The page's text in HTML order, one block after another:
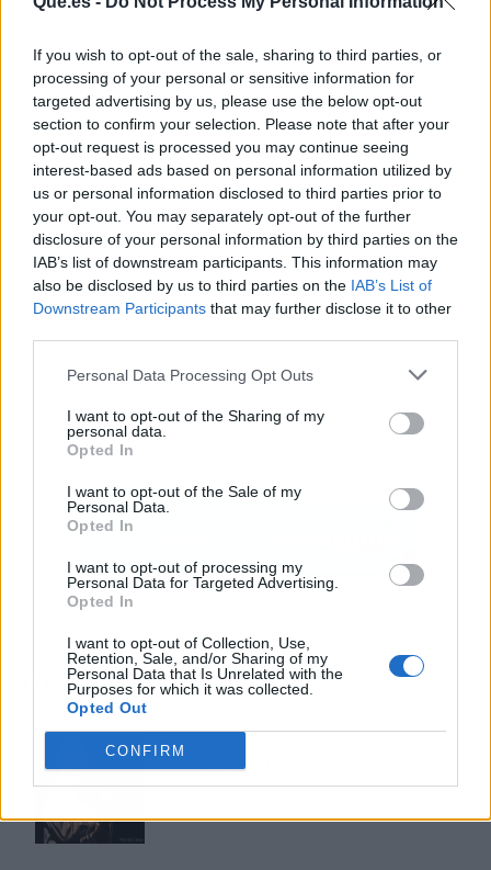
If you wish to opt-out of the sale, sharing to third parties, or
processing of your personal or sensitive information for
targeted advertising by us, please use the below opt-out
section to confirm your selection. Please note that after your
opt-out request is processed you may continue seeing
interest-based ads based on personal information utilized by
us or personal information disclosed to third parties prior to
your opt-out. You may separately opt-out of the further
disclosure of your personal information by third parties on the
IAB’s list of downstream participants. This information may
also be disclosed by us to third parties on the IAB’s List of
Downstream Participants that may further disclose it to other
Personal Data Processing Opt Outs
I want to opt-out of the Sharing of my
personal data.
Opted In
I want to opt-out of the Sale of my
Personal Data.
Opted In
I want to opt-out of processing my
Personal Data for Targeted Advertising.
Opted In
I want to opt-out of Collection, Use,
Retention, Sale, and/or Sharing of my
Personal Data that Is Unrelated with the
Purposes for which it was collected.
Opted Out
CONFIRM
Publicidad
Los más vistos
Tom Jones demuestra en Madrid que su
voz sigue desafiando implacable el paso
del tiempo